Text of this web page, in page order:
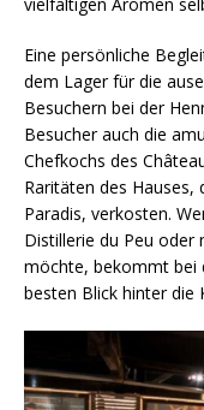
Eine persönliche
dem Lager für die
Besuchern bei der
Besucher auch die
Chefkochs des
Raritäten des Hauses,
Paradis, verkosten.
Distillerie du Peu oder
möchte, bekommt bei
besten Blick hinter die